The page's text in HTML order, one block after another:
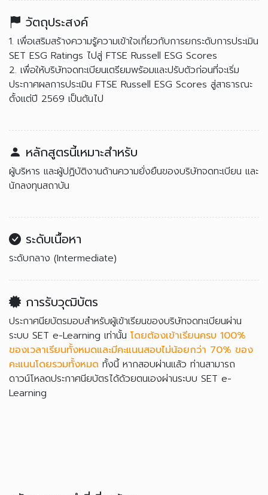
วัตถุประสงค์
1. เพื่อเสริมสร้างความรู้ความเข้าใจเกี่ยวกับการยกระดับการประเมิน
SET ESG Ratings ไปสู่ FTSE Russell ESG Scores
2. เพื่อให้บริษัทจดทะเบียนเตรียมพร้อมและปรับตัวก่อนที่จะเริ่ม
ประกาศผลการประเมิน FTSE Russell ESG Scores สู่สาธารณะ
ตั้งแต่ปี 2569 เป็นต้นไป
หลักสูตรนี้เหมาะสำหรับ
ผู้บริหาร และผู้ปฏิบัติงานด้านความยั่งยืนของบริษัทจดทะเบียน และ
นักลงทุนสถาบัน
ระดับเนื้อหา
ระดับกลาง (Intermediate)
การรับวุฒิบัตร
ประกาศนียบัตรมอบสำหรับผู้เข้าเรียนของบริษัทจดทะเบียนผ่าน
ระบบ SET e-Learning เท่านั้น โดยต้องเข้าเรียนครบ 100%
ของเวลาเรียนทั้งหมดและมีคะแนนสอบไม่น้อยกว่า 70% ของ
คะแนนโดยรวมทั้งหมด ทั้งนี้ หากสอบผ่านแล้ว ท่านสามารถ
ดาวน์โหลดประกาศนียบัตรได้ด้วยตนเองผ่านระบบ SET e-
Learning